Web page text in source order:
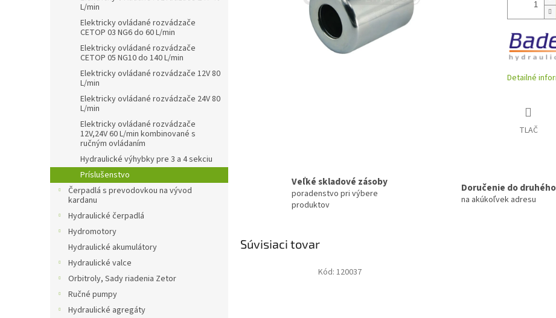
L/min
Elektricky ovládané rozvádzače
CETOP 03 NG6 do 60 L/min
Elektricky ovládané rozvádzače
CETOP 05 NG10 do 140 L/min
Elektricky ovládané rozvádzače 12V 80
L/min
Elektricky ovládané rozvádzače 24V 80
L/min
Elektricky ovládané rozvádzače
12V,24V 60 L/min kombinované s
ručným ovládaním
Hydraulické výhybky pre 3 a 4 sekciu
Príslušenstvo
Čerpadlá s prevodovkou na vývod
kardanu
Hydraulické čerpadlá
Hydromotory
Hydraulické akumulátory
Hydraulické valce
Orbitroly, Sady riadenia Zetor
Ručné pumpy
Hydraulické agregáty
Detailné
TLAČ
Veľké skladové zásoby
poradenstvo pri výbere
produktov
Doručenie do
na akúkoľvek adresu
Súvisiaci tovar
Kód: 120037